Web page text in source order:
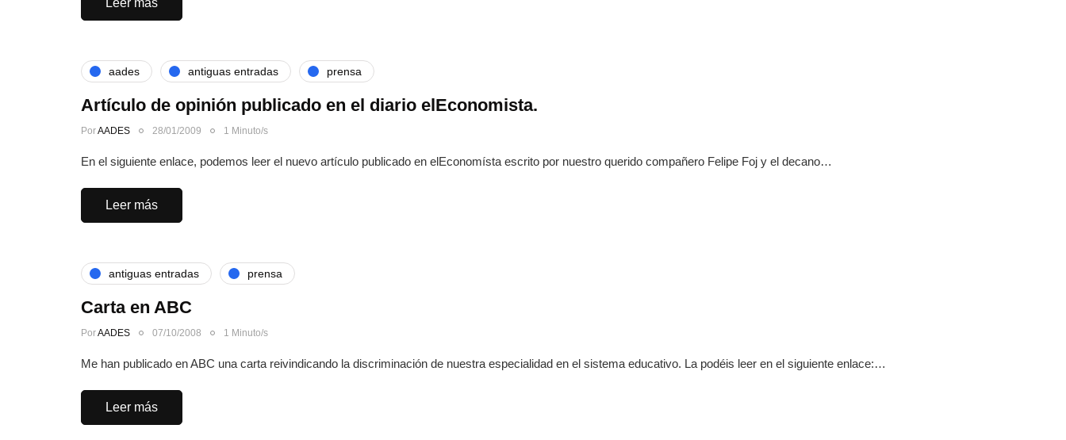
Leer más
aades antiguas entradas prensa
Artículo de opinión publicado en el diario elEconomista.
PorAADES 28/01/2009 1 Minuto/s
En el siguiente enlace, podemos leer el nuevo artículo publicado en elEconomísta escrito por nuestro querido compañero Felipe Foj y el decano…
Leer más
antiguas entradas prensa
Carta en ABC
PorAADES 07/10/2008 1 Minuto/s
Me han publicado en ABC una carta reivindicando la discriminación de nuestra especialidad en el sistema educativo. La podéis leer en el siguiente enlace:…
Leer más